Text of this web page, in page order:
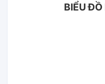
BIỂU